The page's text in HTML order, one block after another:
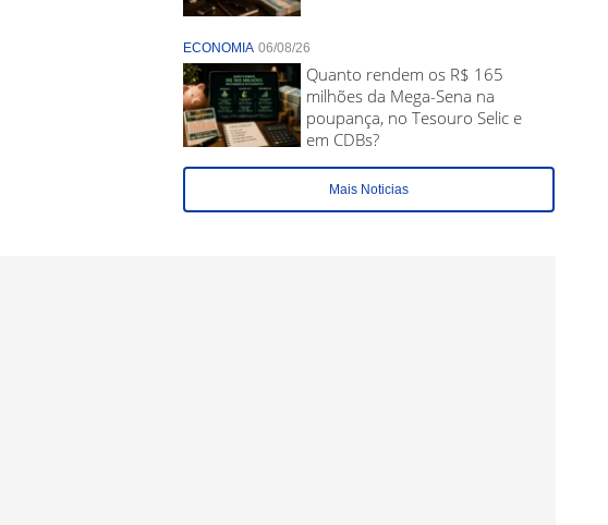
ECONOMIA 06/08/26
Quanto rendem os R$ 165
milhões da Mega-Sena na
poupança, no Tesouro Selic e
em CDBs?
Mais Noticias